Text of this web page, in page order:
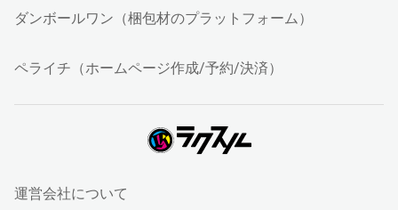
ダンボールワン（梱包材のプラットフォーム）
ペライチ（ホームページ作成/予約/決済）
運営会社について